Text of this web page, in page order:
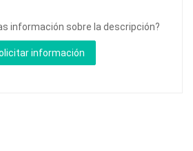
información sobre la descripción?